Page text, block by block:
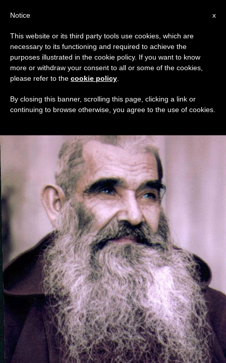
TAG
Posts Tagged ‘أبرص’
DERNIÈRES NOUVELLES
x
Notice
This website or its third party tools use cookies, which are
necessary to its functioning and required to achieve the
purposes illustrated in the cookie policy. If you want to know
more or withdraw your consent to all or some of the cookies,
please refer to the cookie policy
By closing this banner, scrolling this page, clicking a link or
continuing to browse otherwise, you agree to the use of cookies.